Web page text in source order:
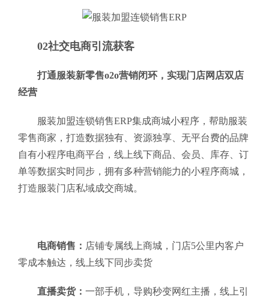
02社交电商引流获客
打通服装新零售o2o营销闭环，实现门店网店双店
经营
服装加盟连锁销售ERP集成商城小程序，帮助服装
零售商家，打造数据独有、资源独享、无平台费的品牌
自有小程序电商平台，线上线下商品、会员、库存、订
单等数据实时同步，拥有多种营销能力的小程序商城，
打造服装门店私域成交商城。
电商销售： 店铺专属线上商城，门店5公里内客户
零成本触达，线上线下同步卖货
直播卖货： 一部手机，导购秒变网红主播，线上引